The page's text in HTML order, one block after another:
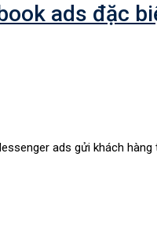
ads đặc
ads gửi khách